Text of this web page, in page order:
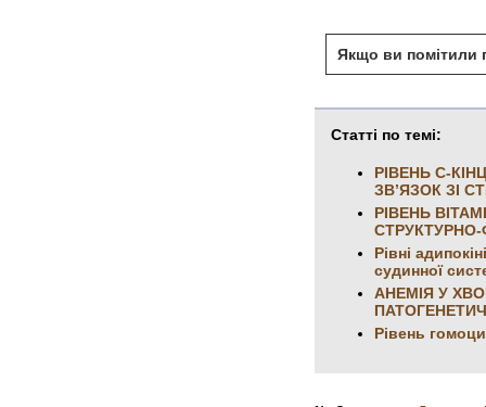
Якщо ви помітили
Статті по темі:
РІВЕНЬ C-
ЗВ’ЯЗОК ЗІ
РІВЕНЬ
Рівні
судинної
АНЕМІЯ У
Рівень